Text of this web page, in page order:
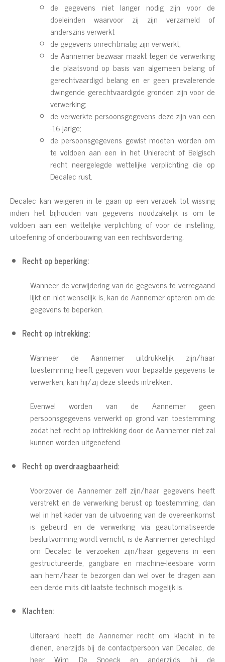
de gegevens niet langer nodig zijn voor de
doeleinden waarvoor zij zijn verzameld of
anderszins verwerkt
de gegevens onrechtmatig zijn verwerkt;
de Aannemer bezwaar maakt tegen de verwerking
die plaatsvond op basis van algemeen belang of
gerechtvaardigd belang en er geen prevalerende
dwingende gerechtvaardigde gronden zijn voor de
verwerking;
de verwerkte persoonsgegevens deze zijn van een
-16-jarige;
de persoonsgegevens gewist moeten worden om
te voldoen aan een in het Unierecht of Belgisch
recht neergelegde wettelijke verplichting die op
Decalec rust.
Decalec kan weigeren in te gaan op een verzoek tot wissing
indien het bijhouden van gegevens noodzakelijk is om te
voldoen aan een wettelijke verplichting of voor de instelling,
uitoefening of onderbouwing van een rechtsvordering.
Recht op beperking:
Wanneer de verwijdering van de gegevens te verregaand
lijkt en niet wenselijk is, kan de Aannemer opteren om de
gegevens te beperken.
Recht op intrekking:
Wanneer de Aannemer uitdrukkelijk zijn/haar
toestemming heeft gegeven voor bepaalde gegevens te
verwerken, kan hij/zij deze steeds intrekken.
Evenwel worden van de Aannemer geen
persoonsgegevens verwerkt op grond van toestemming
zodat het recht op inttrekking door de Aannemer niet zal
kunnen worden uitgeoefend.
Recht op overdraagbaarheid:
Voorzover de Aannemer zelf zijn/haar gegevens heeft
verstrekt en de verwerking berust op toestemming, dan
wel in het kader van de uitvoering van de overeenkomst
is gebeurd en de verwerking via geautomatiseerde
besluitvorming wordt verricht, is de Aannemer gerechtigd
om Decalec te verzoeken zijn/haar gegevens in een
gestructureerde, gangbare en machine-leesbare vorm
aan hem/haar te bezorgen dan wel over te dragen aan
een derde mits dit laatste technisch mogelijk is.
Klachten:
Uiteraard heeft de Aannemer recht om klacht in te
dienen, enerzijds bij de contactpersoon van Decalec, de
heer Wim De Snoeck en anderzijds bij de